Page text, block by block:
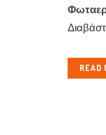
READ